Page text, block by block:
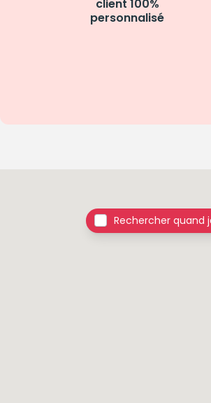
client 100%
personnalisé
Rechercher quand